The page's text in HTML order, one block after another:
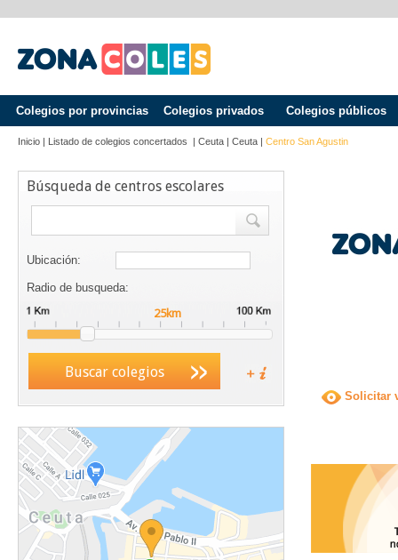
Colegios por provincias Colegios privados Colegios públicos
Inicio | Listado de colegios concertados | Ceuta | Ceuta | Centro San Agustin
Búsqueda de centros escolares
Ubicación:
Radio de busqueda:
Buscar colegios
Solicitar